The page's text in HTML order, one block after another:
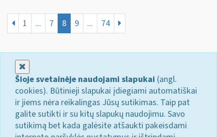
1 ... 7 8 9 ... 74
Šioje svetainėje naudojami slapukai (angl.
cookies). Būtinieji slapukai įdiegiami automatiškai
ir jiems nėra reikalingas Jūsų sutikimas. Taip pat
galite sutikti ir su kitų slapukų naudojimu. Savo
sutikimą bet kada galėsite atšaukti pakeisdami